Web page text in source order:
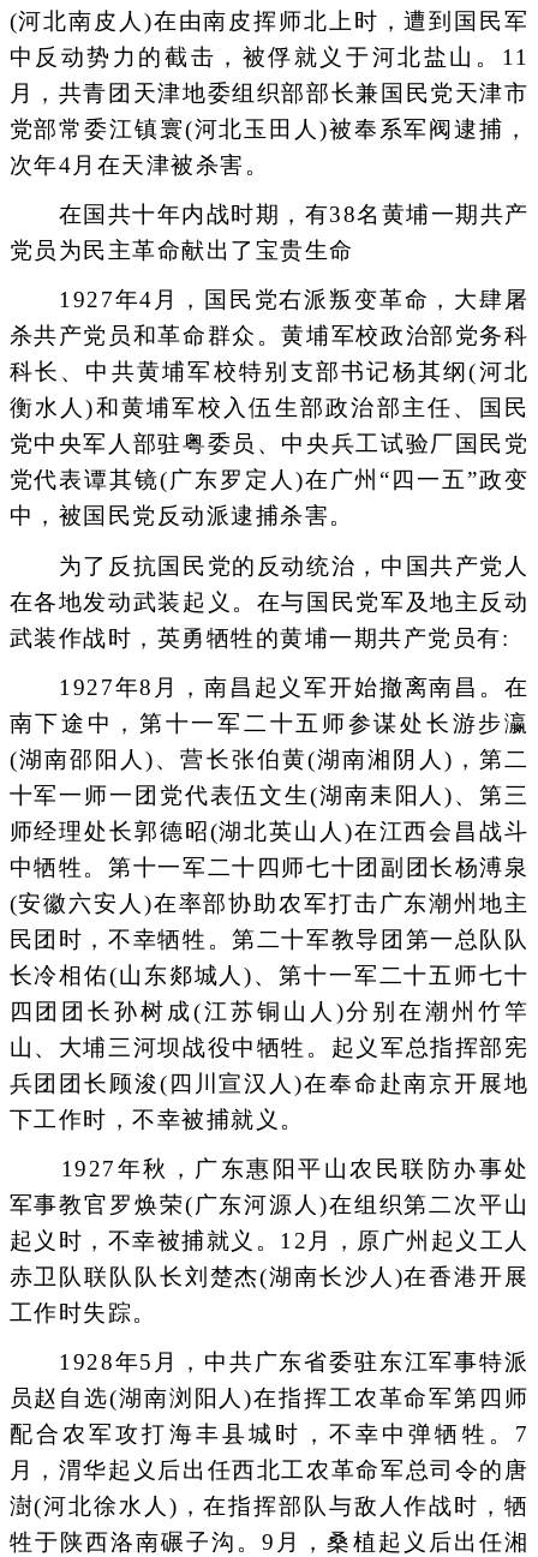
(河北南皮人)在由南皮挥师北上时，遭到国民军
中反动势力的截击，被俘就义于河北盐山。11
月，共青团天津地委组织部部长兼国民党天津市
党部常委江镇寰(河北玉田人)被奉系军阀逮捕，
次年4月在天津被杀害。
在国共十年内战时期，有38名黄埔一期共产
党员为民主革命献出了宝贵生命
1927年4月，国民党右派叛变革命，大肆屠
杀共产党员和革命群众。黄埔军校政治部党务科
科长、中共黄埔军校特别支部书记杨其纲(河北
衡水人)和黄埔军校入伍生部政治部主任、国民
党中央军人部驻粤委员、中央兵工试验厂国民党
党代表谭其镜(广东罗定人)在广州“四一五”政变
中，被国民党反动派逮捕杀害。
为了反抗国民党的反动统治，中国共产党人
在各地发动武装起义。在与国民党军及地主反动
武装作战时，英勇牺牲的黄埔一期共产党员有:
1927年8月，南昌起义军开始撤离南昌。在
南下途中，第十一军二十五师参谋处长游步瀛
(湖南邵阳人)、营长张伯黄(湖南湘阴人)，第二
十军一师一团党代表伍文生(湖南耒阳人)、第三
师经理处长郭德昭(湖北英山人)在江西会昌战斗
中牺牲。第十一军二十四师七十团副团长杨溥泉
(安徽六安人)在率部协助农军打击广东潮州地主
民团时，不幸牺牲。第二十军教导团第一总队队
长冷相佑(山东郯城人)、第十一军二十五师七十
四团团长孙树成(江苏铜山人)分别在潮州竹竿
山、大埔三河坝战役中牺牲。起义军总指挥部宪
兵团团长顾浚(四川宣汉人)在奉命赴南京开展地
下工作时，不幸被捕就义。
1927年秋，广东惠阳平山农民联防办事处
军事教官罗焕荣(广东河源人)在组织第二次平山
起义时，不幸被捕就义。12月，原广州起义工人
赤卫队联队队长刘楚杰(湖南长沙人)在香港开展
工作时失踪。
1928年5月，中共广东省委驻东江军事特派
员赵自选(湖南浏阳人)在指挥工农革命军第四师
配合农军攻打海丰县城时，不幸中弹牺牲。7
月，渭华起义后出任西北工农革命军总司令的唐
澍(河北徐水人)，在指挥部队与敌人作战时，牺
牲于陕西洛南碾子沟。9月，桑植起义后出任湘